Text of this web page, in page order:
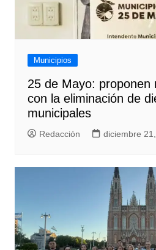
Municipios
25 de Mayo: proponen
con la eliminación de
municipales
Redacción diciembre